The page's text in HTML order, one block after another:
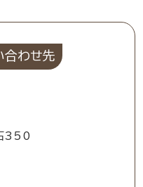
合わせ先
350